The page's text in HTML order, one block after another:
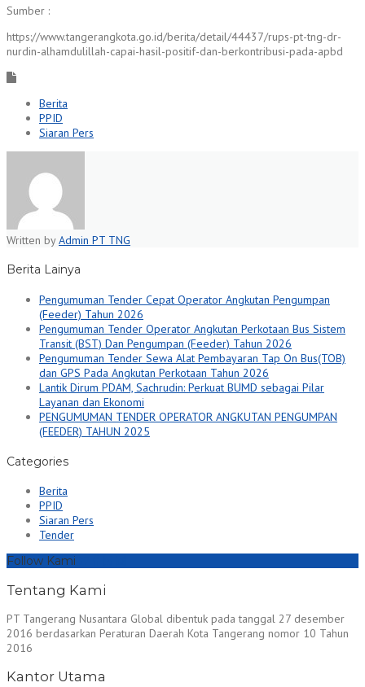
Sumber :
https://www.tangerangkota.go.id/berita/detail/44437/rups-pt-tng-dr-
nurdin-alhamdulillah-capai-hasil-positif-dan-berkontribusi-pada-apbd
Berita
PPID
Siaran Pers
Written byAdmin PT TNG
Berita Lainya
Pengumuman Tender Cepat Operator Angkutan Pengumpan
(Feeder) Tahun 2026
Pengumuman Tender Operator Angkutan Perkotaan Bus Sistem
Transit (BST) Dan Pengumpan (Feeder) Tahun 2026
Pengumuman Tender Sewa Alat Pembayaran Tap On Bus(TOB)
dan GPS Pada Angkutan Perkotaan Tahun 2026
Lantik Dirum PDAM, Sachrudin: Perkuat BUMD sebagai Pilar
Layanan dan Ekonomi
PENGUMUMAN TENDER OPERATOR ANGKUTAN PENGUMPAN
(FEEDER) TAHUN 2025
Categories
Berita
PPID
Siaran Pers
Tender
Follow Kami
Tentang Kami
PT Tangerang Nusantara Global dibentuk pada tanggal 27 desember
2016 berdasarkan Peraturan Daerah Kota Tangerang nomor 10 Tahun
2016
Kantor Utama